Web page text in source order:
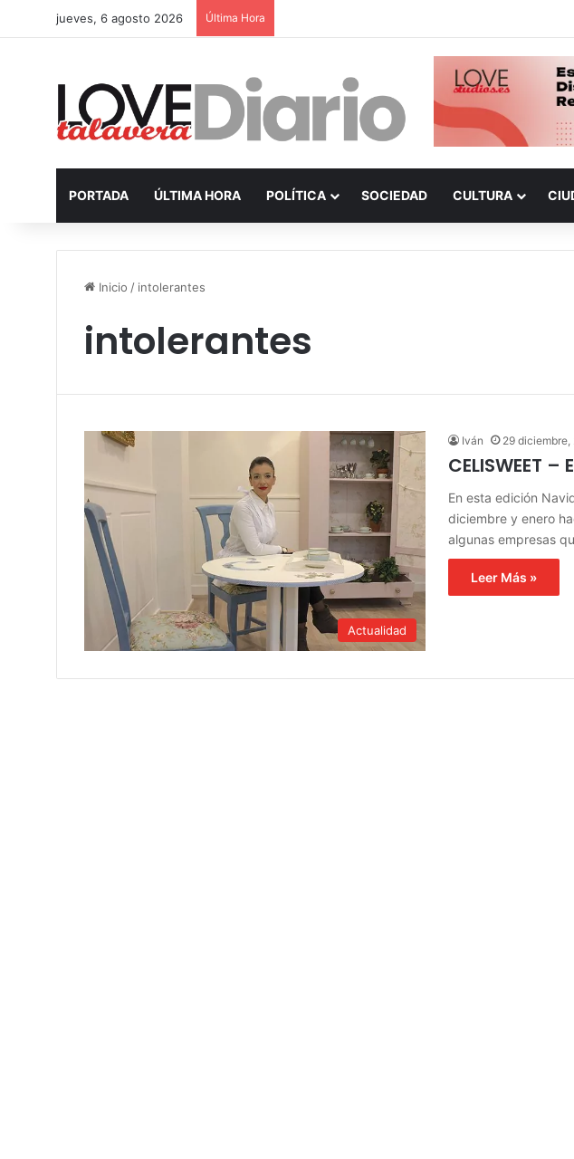
jueves, 6 agosto 2026 Última Hora
PORTADA ÚLTIMA HORA POLÍTICA SOCIEDAD CULTURA
Inicio / intolerantes
intolerantes
Actualidad
Iván 29 diciembre,
CELISWEET
En esta edición
diciembre y enero
algunas empresas
Leer Más »